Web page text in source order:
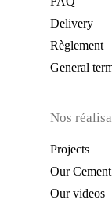
Delivery
Règlement
General
Nos
Projects
Our
Our videos